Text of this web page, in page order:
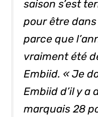
saison s’est
pour être
parce que
vraiment été
Embiid. « Je
Embiid d’il y a
marquais 28